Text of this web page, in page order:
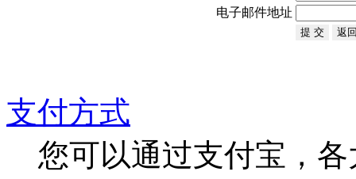
电子邮件地址
支付方式
您可以通过支付宝，